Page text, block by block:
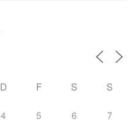
D F S S
4 5 6 7